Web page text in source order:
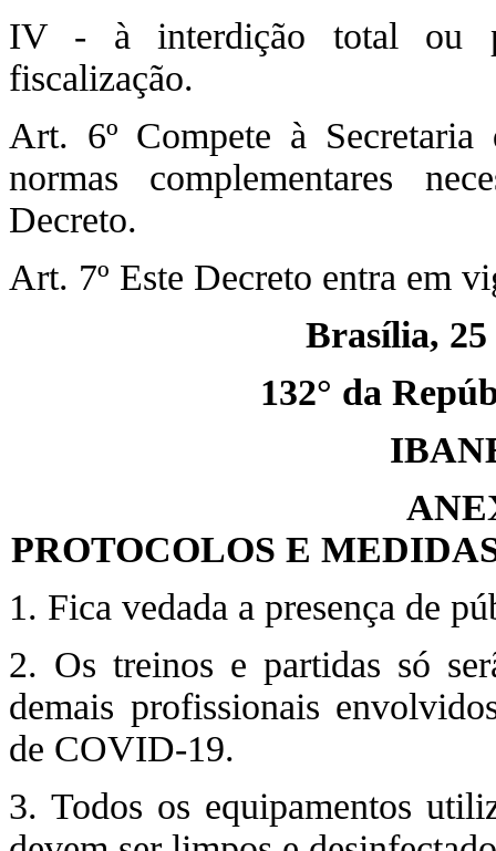
IV - à interdição total ou
fiscalização.
Art. 6º Compete à
normas complementares
Decreto.
Art. 7º Este Decreto entra em
Brasília, 25
132° da
PROTOCOLOS E
1. Fica vedada a presença de
2. Os treinos e partidas só
demais profissionais
de COVID-19.
3. Todos os equipamentos